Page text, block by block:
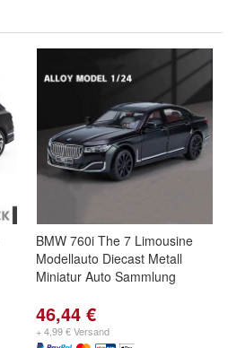
BMW 760i The 7 Limousine
Modellauto Diecast Metall
Miniatur Auto Sammlung
46,44 €
+ 4,99 € Versand